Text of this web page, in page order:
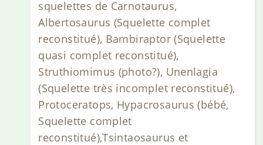
squelettes de Carnotaurus,
Albertosaurus (Squelette complet
reconstitué), Bambiraptor (Squelette
quasi complet reconstitué),
Struthiomimus (photo?), Unenlagia
(Squelette très incomplet reconstitué),
Protoceratops, Hypacrosaurus (bébé,
Squelette complet
reconstitué),Tsintaosaurus et